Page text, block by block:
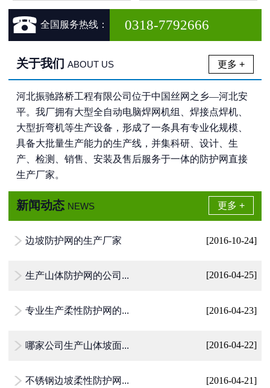
 全国服务热线： 0318-7792666
关于我们ABOUT US 更多 +
河北振驰路桥工程有限公司位于中国丝网之乡—河北安
平。我厂拥有大型全自动电脑焊网机组、焊接点焊机、
大型折弯机等生产设备，形成了一条具有专业化规模、
具备大批量生产能力的生产线，并集科研、设计、生
产、检测、销售、安装及售后服务于一体的防护网直接
生产厂家。
新闻动态 NEWS 更多 +
 [2016-10-24]
边坡防护网的生产厂家
 [2016-04-25]
生产山体防护网的公司...
 [2016-04-23]
专业生产柔性防护网的...
 [2016-04-22]
哪家公司生产山体坡面...
 [2016-04-21]
不锈钢边坡柔性防护网...